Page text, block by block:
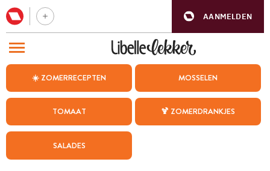
AANMELDEN
☀️ ZOMERRECEPTEN MOSSELEN
TOMAAT 🍹 ZOMERDRANKJES
SALADES
BEZOEK ONZE ANDERE WEBSITES
WEEKMENU
CHAT MET MAIA